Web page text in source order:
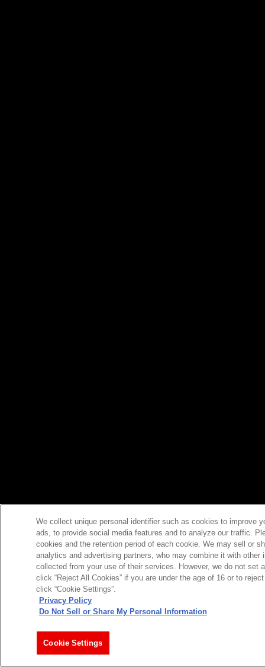
We collect unique personal identifier such as cookies to improve
ads, to provide social media features and to analyze our traffic.
cookies and the retention period of each cookie. We may sell or
analytics and advertising partners, who may combine it with
collected from your use of their services. However, we do not set
click “Reject All Cookies” if you are under the age of 16 or to
click “Cookie Settings”.
Privacy Policy
Do Not Sell or Share My Personal Information
Cookie Settings